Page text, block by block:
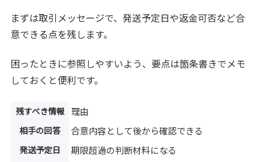
まずは取引メッセージで、発送予定日や返金可否など合
意できる点を残します。
困ったときに参照しやすいよう、要点は箇条書きでメモ
しておくと便利です。
残すべき情報 理由
相手の回答 合意内容として後から確認できる
発送予定日 期限超過の判断材料になる